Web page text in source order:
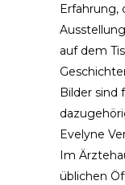
Erfahrung,
auf dem
Bilder sind
Evelyne
Im
üblichen